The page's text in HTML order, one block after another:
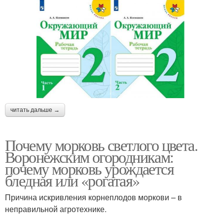
читать дальше →
Почему морковь светлого цвета.
Воронежским огородникам:
почему морковь урождается
бледная или «рогатая»
Причина искривления корнеплодов моркови – в
неправильной агротехнике.